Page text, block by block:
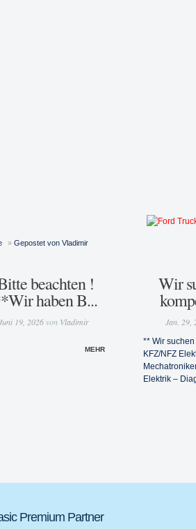
» Gepostet von Vladimir
beachten !
haben B...
19, 2026 von Vladimir
MEHR
Wir
Jan. 29,
** Wir
KFZ/NFZ
Elektrik –
Premium Partner